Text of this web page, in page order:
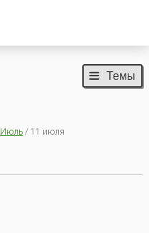
Темы
Июль/ 11 июля